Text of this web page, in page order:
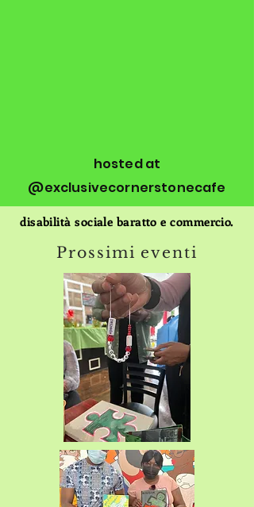
hosted at
@exclusivecornerstonecafe
disabilità sociale baratto e commercio.
Prossimi eventi